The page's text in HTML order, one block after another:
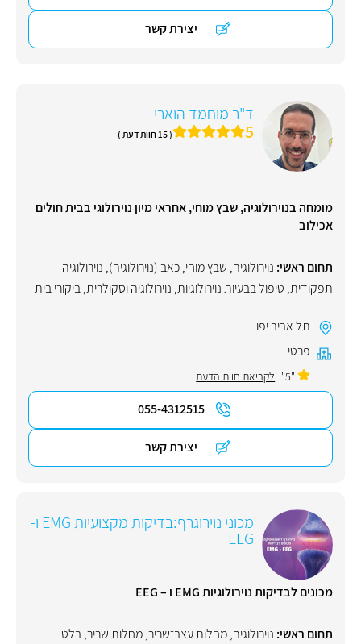
יצירת קשר
ד"ר מוחמד הוארי
5 ( 15 חוות דעת )
מומחה בנוירולוגיה, שבץ מוחי, אחראי מיון נוירולוגי בבית חולים
אכילוב
תחום ראשי: נוירולוגיה, שבץ מוחי,כאב (נוירולוגיה), נוירולוגיה
תפקודית, טיפול בבעיות נוירולוגיות, נוירולוגיה וסקולרית,ביקורי בית
תל אביב יפו
פרטי
"5" לקריאת חוות הדעת
055-4312515
יצירת קשר
מכוני נוירוגרף:בדיקות מקצועיות EMG ו-
EEG
מכונים לבדיקות נוירולוגיות EMG ו – EEG
תחום ראשי: נוירולוגיה,מחלות עצב־שריר,מחלות שריר,בלט